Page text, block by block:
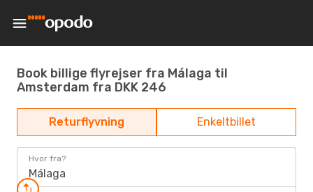
Book billige flyrejser fra Málaga til
Amsterdam fra DKK 246
Returflyvning Enkeltbillet
Hvor fra?
Málaga